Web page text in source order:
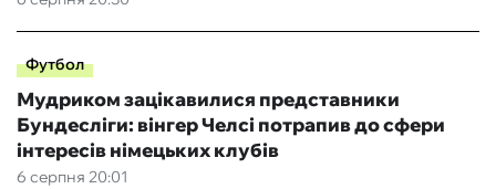
Футбол
6 серпня 20:01
Мудриком зацікавилися представники
Бундесліги: вінгер Челсі потрапив до сфери
інтересів німецьких клубів